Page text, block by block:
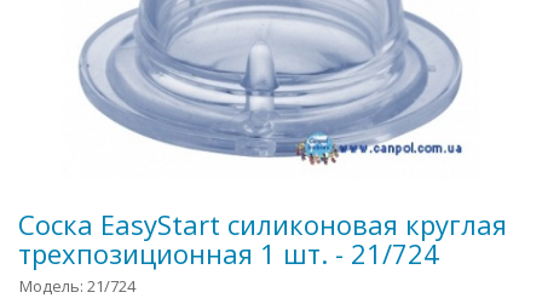
Соска EasyStart силиконовая круглая
трехпозиционная 1 шт. - 21/724
Модель: 21/724